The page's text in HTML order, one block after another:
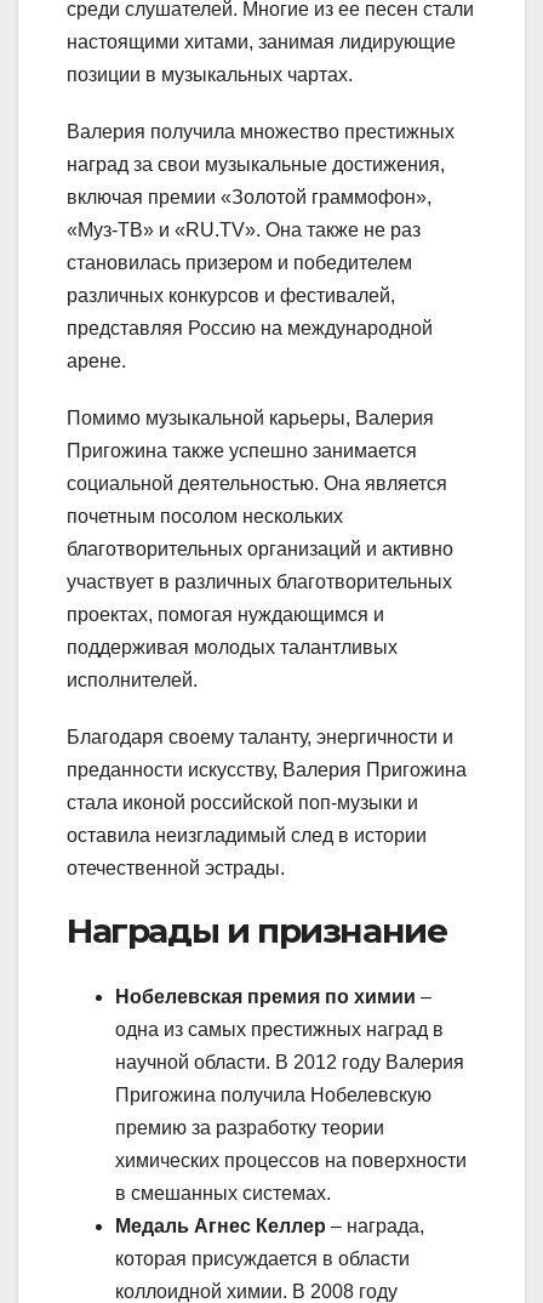
среди слушателей. Многие из ее песен стали
настоящими хитами, занимая лидирующие
позиции в музыкальных чартах.
Валерия получила множество престижных
наград за свои музыкальные достижения,
включая премии «Золотой граммофон»,
«Муз-ТВ» и «RU.TV». Она также не раз
становилась призером и победителем
различных конкурсов и фестивалей,
представляя Россию на международной
арене.
Помимо музыкальной карьеры, Валерия
Пригожина также успешно занимается
социальной деятельностью. Она является
почетным посолом нескольких
благотворительных организаций и активно
участвует в различных благотворительных
проектах, помогая нуждающимся и
поддерживая молодых талантливых
исполнителей.
Благодаря своему таланту, энергичности и
преданности искусству, Валерия Пригожина
стала иконой российской поп-музыки и
оставила неизгладимый след в истории
отечественной эстрады.
Награды и признание
Нобелевская премия по химии –
одна из самых престижных наград в
научной области. В 2012 году Валерия
Пригожина получила Нобелевскую
премию за разработку теории
химических процессов на поверхности
в смешанных системах.
Медаль Агнес Келлер – награда,
которая присуждается в области
коллоидной химии. В 2008 году